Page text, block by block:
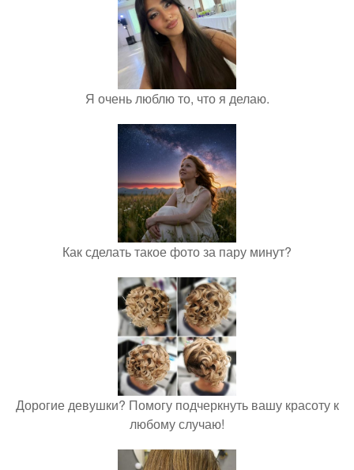
Я очень люблю то, что я делаю.
Как сделать такое фото за пару минут?
Дорогие девушки? Помогу подчеркнуть вашу красоту к
любому случаю!